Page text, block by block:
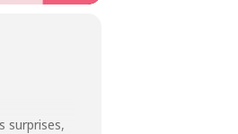
surprises,